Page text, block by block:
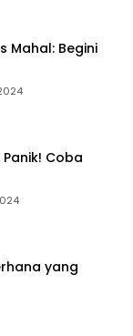
Mahal: Begini
Coba
yang